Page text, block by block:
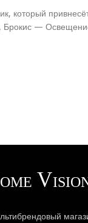
который
Брокис —